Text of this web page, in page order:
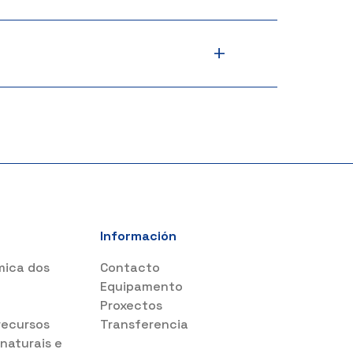
+
dos
e
Información
Contacto
Equipamento
Proxectos
Transferencia